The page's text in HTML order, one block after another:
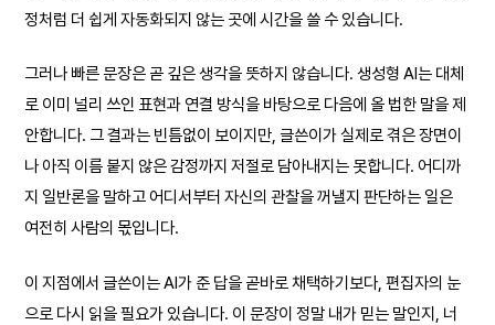
정처럼 더 쉽게 자동화되지 않는 곳에 시간을 쓸 수 있습니다.
그러나 빠른 문장은 곧 깊은 생각을 뜻하지 않습니다. 생성형 AI는 대체
로 이미 널리 쓰인 표현과 연결 방식을 바탕으로 다음에 올 법한 말을 제
안합니다. 그 결과는 빈틈없이 보이지만, 글쓴이가 실제로 겪은 장면이
나 아직 이름 붙지 않은 감정까지 저절로 담아내지는 못합니다. 어디까
지 일반론을 말하고 어디서부터 자신의 관찰을 꺼낼지 판단하는 일은
여전히 사람의 몫입니다.
이 지점에서 글쓴이는 AI가 준 답을 곧바로 채택하기보다, 편집자의 눈
으로 다시 읽을 필요가 있습니다. 이 문장이 정말 내가 믿는 말인지, 너